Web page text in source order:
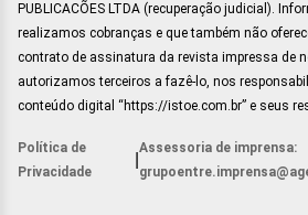
PUBLICACÕES LTDA (recuperação judicial).
realizamos cobranças e que também não
contrato de assinatura da revista impressa de
autorizamos terceiros a fazê-lo, nos
conteúdo digital “https://istoe.com.br” e seus
Política de
Privacidade
Assessoria de imprensa: